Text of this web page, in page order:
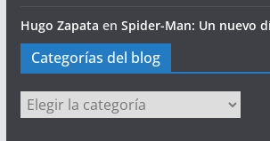
Hugo Zapata en Spider-Man: Un nuevo
Categorías del blog
Categorías
del